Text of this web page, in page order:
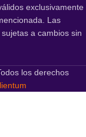
exclusivamente
Las
a cambios sin
los derechos